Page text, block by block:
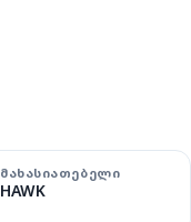
ᲛᲐᲮᲐᲡᲘᲐᲗᲔᲑᲔᲚᲘ
HAWK